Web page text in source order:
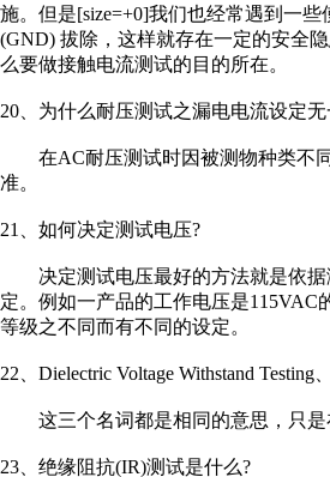
施。但是[size=+0]我们也经常遇到一
(GND) 拔除，这样就存在一定的安全
么要做接触电流测试的目的所在。
20、为什么耐压测试之漏电电流设定无
在AC耐压测试时因被测物种类不同
准。
21、如何决定测试电压?
决定测试电压最好的方法就是依据
定。例如一产品的工作电压是115VAC
等级之不同而有不同的设定。
22、Dielectric Voltage Withstand
这三个名词都是相同的意思，只是
23、绝缘阻抗(IR)测试是什么?